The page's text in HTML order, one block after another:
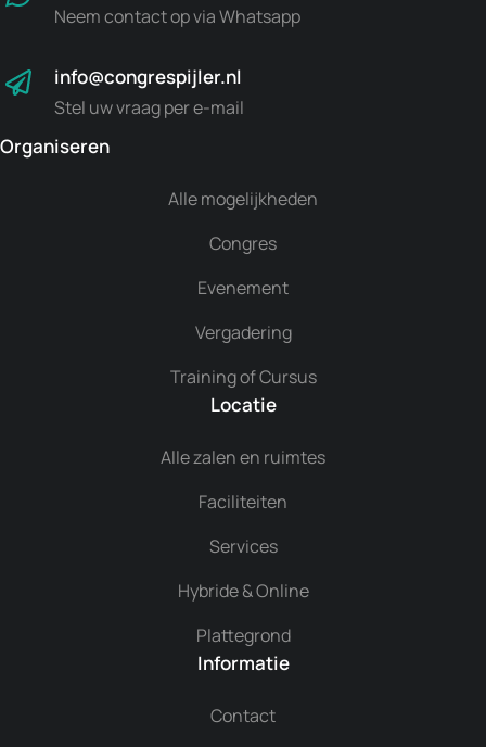
Neem contact op via Whatsapp
info@congrespijler.nl
Stel uw vraag per e-mail
Organiseren
Alle mogelijkheden
Congres
Evenement
Vergadering
Training of Cursus
Locatie
Alle zalen en ruimtes
Faciliteiten
Services
Hybride & Online
Plattegrond
Informatie
Contact